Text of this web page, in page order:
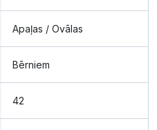
Apaļas / Ovālas
Bērniem
42